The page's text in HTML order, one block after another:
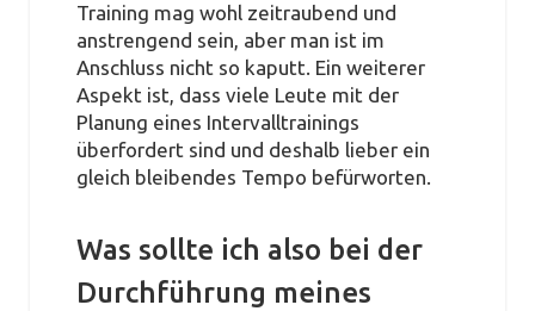
Training mag wohl zeitraubend und
anstrengend sein, aber man ist im
Anschluss nicht so kaputt. Ein weiterer
Aspekt ist, dass viele Leute mit der
Planung eines Intervalltrainings
überfordert sind und deshalb lieber ein
gleich bleibendes Tempo befürworten.
Was sollte ich also bei der
Durchführung meines